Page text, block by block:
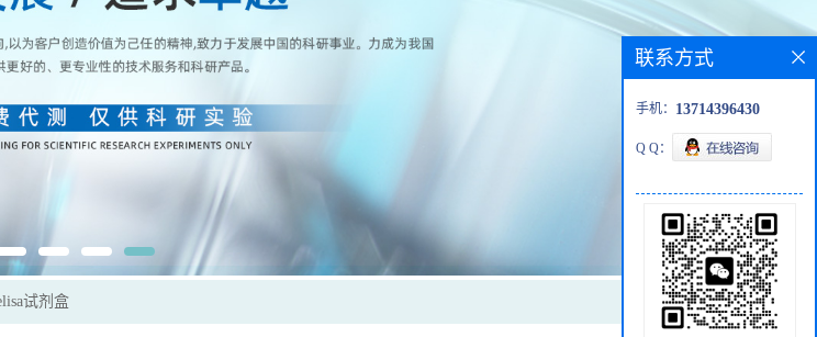
试剂盒
联系方式
手机： 13714396430
Q Q：